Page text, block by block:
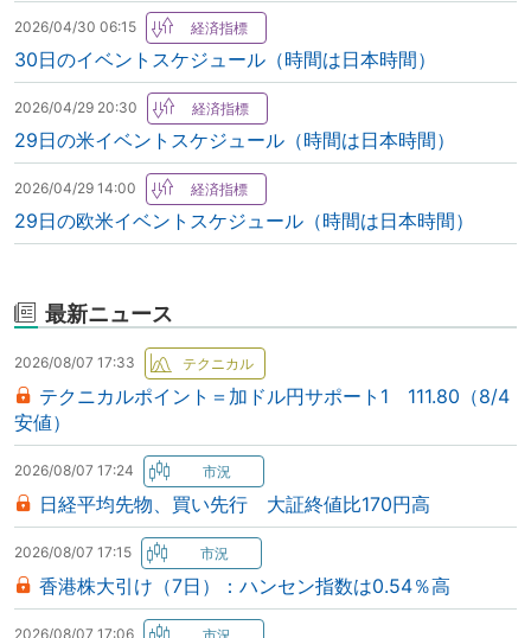
2026/04/30 06:15
30日のイベントスケジュール（時間は日本時間）
2026/04/29 20:30
29日の米イベントスケジュール（時間は日本時間）
2026/04/29 14:00
29日の欧米イベントスケジュール（時間は日本時間）
最新ニュース
2026/08/07 17:33
テクニカルポイント＝加ドル円サポート1 111.80（8/4
安値）
2026/08/07 17:24
日経平均先物、買い先行 大証終値比170円高
2026/08/07 17:15
香港株大引け（7日）：ハンセン指数は0.54％高
2026/08/07 17:06